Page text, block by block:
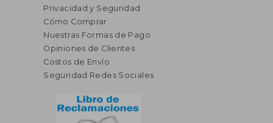
Privacidad y Seguridad
Cómo Comprar
Nuestras Formas de Pago
Opiniones de Clientes
Costos de Envío
Seguridad Redes Sociales